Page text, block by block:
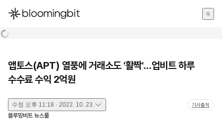
한국어
앱토스(APT) 열풍에 거래소도 '활짝'…업비트 하루
수수료 수익 2억원
수정 오후 11:18 · 2022. 10. 23. 기사출처
블루밍비트 뉴스룸